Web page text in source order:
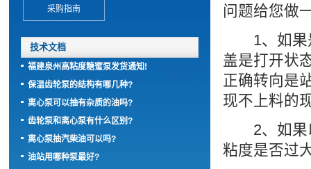
问题给您做
1、如果是
盖是打开状
正确转向是
现不上料的
2、如果以
粘度是否过
采购指南
技术文档
福建泉州高粘度糖蜜泵发货通知!
保温齿轮泵的结构有哪几种?
离心泵可以抽有杂质的油吗?
齿轮泵和离心泵有什么区别?
离心泵抽汽柴油可以吗?
油站用哪种泵最好?